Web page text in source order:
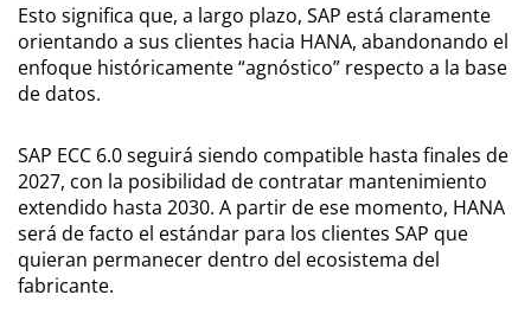
Esto significa que, a largo plazo, SAP está claramente
orientando a sus clientes hacia HANA, abandonando el
enfoque históricamente “agnóstico” respecto a la base
de datos.
SAP ECC 6.0 seguirá siendo compatible hasta finales de
2027, con la posibilidad de contratar mantenimiento
extendido hasta 2030. A partir de ese momento, HANA
será de facto el estándar para los clientes SAP que
quieran permanecer dentro del ecosistema del
fabricante.